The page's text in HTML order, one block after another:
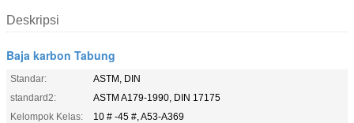
Deskripsi
Baja karbon Tabung
Standar:
ASTM, DIN
standard2:
ASTM A179-1990, DIN 17175
Kelompok Kelas:
10 # -45 #, A53-A369